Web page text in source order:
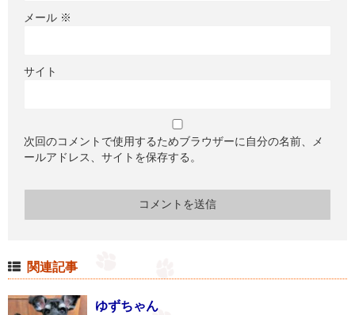
メール ※
サイト
次回のコメントで使用するためブラウザーに自分の名前、メ
ールアドレス、サイトを保存する。
関連記事
ゆずちゃん